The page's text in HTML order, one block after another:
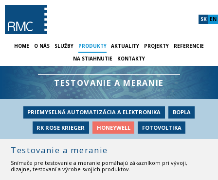
SK EN
HOME O NÁS SLUŽBY PRODUKTY AKTUALITY PROJEKTY
REFERENCIE
NA STIAHNUTIE
KONTAKTY
TESTOVANIE A MERANIE
PRIEMYSELNÁ AUTOMATIZÁCIA A ELEKTRONIKA BOPLA
RK ROSE KRIEGER HONEYWELL FOTOVOLTIKA
Testovanie a meranie
Snímače pre testovanie a meranie pomáhajú zákazníkom pri vývoji,
dizajne, testovaní a výrobe svojich produktov.